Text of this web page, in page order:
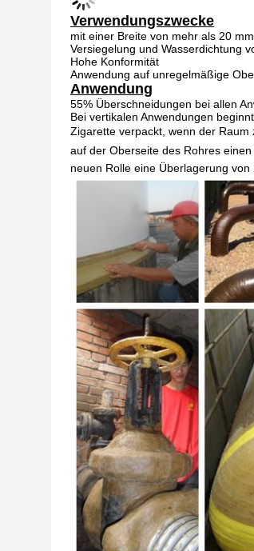
Verwendungszwecke
mit einer Breite von mehr als 20 mm,
Versiegelung und Wasserdichtung
Hohe Konformität
Anwendung auf unregelmäßige
Anwendung
55% Überschneidungen bei allen
Bei vertikalen Anwendungen
Zigarette verpackt, wenn der
auf der Oberseite des Rohres
neuen Rolle eine Überlagerung von